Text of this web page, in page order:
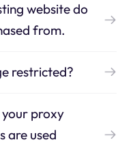
website do
from.
restricted?
your proxy
are used